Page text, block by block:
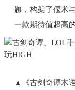
题，构架了偃术
一款期待值超高
▲《古剑奇谭木语